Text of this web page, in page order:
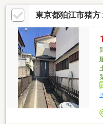
前郵便局……約530mクスリの
640m野澤医院……約380m小幡
530m狛江第六小学校……約
東京都狛江市猪方